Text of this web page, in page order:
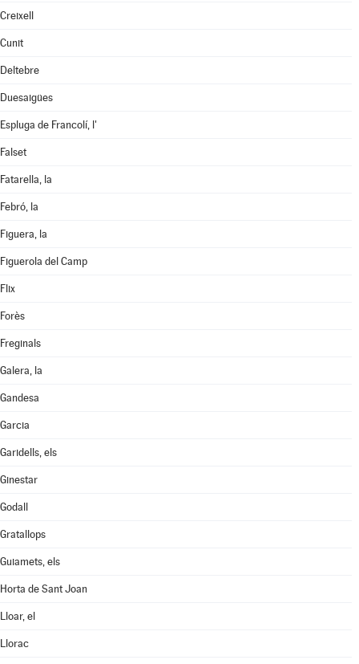
Creixell
Cunit
Deltebre
Duesaigües
Espluga de Francolí, l'
Falset
Fatarella, la
Febró, la
Figuera, la
Figuerola del Camp
Flix
Forès
Freginals
Galera, la
Gandesa
Garcia
Garidells, els
Ginestar
Godall
Gratallops
Guiamets, els
Horta de Sant Joan
Lloar, el
Llorac